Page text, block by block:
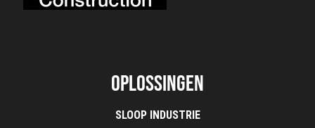
Oplossingen
SLOOP INDUSTRIE